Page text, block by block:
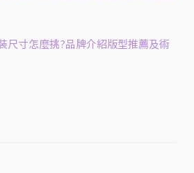
尺寸怎麼挑?品牌介紹版型推薦及術